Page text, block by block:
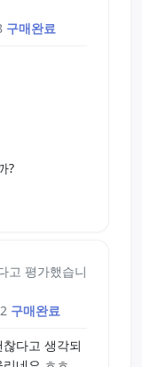
구매완료
?
고 평가했습니
구매완료
다고 생각되